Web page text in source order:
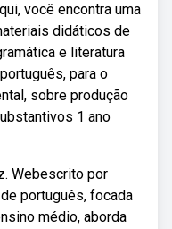
você encontra uma
didáticos de
e literatura
para o
sobre produção
1 ano
Webescrito por
português, focada
médio, aborda